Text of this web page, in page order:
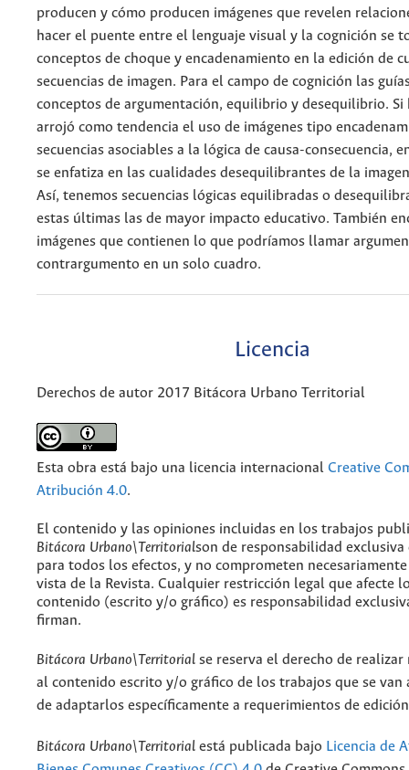
producen y cómo producen imágenes que revelen
hacer el puente entre el lenguaje visual y la cognición se
conceptos de choque y encadenamiento en la edición de
secuencias de imagen. Para el campo de cognición las
conceptos de argumentación, equilibrio y desequilibrio. Si
arrojó como tendencia el uso de imágenes tipo
secuencias asociables a la lógica de causa-consecuencia,
se enfatiza en las cualidades desequilibrantes de la
Así, tenemos secuencias lógicas equilibradas o
estas últimas las de mayor impacto educativo. También
imágenes que contienen lo que podríamos llamar
contrargumento en un solo cuadro.
Licencia
Derechos de autor 2017 Bitácora Urbano Territorial
Esta obra está bajo una licencia internacional Creative
Atribución 4.0.
El contenido y las opiniones incluidas en los trabajos
Bitácora Urbano\Territorialson de responsabilidad exclusiva
para todos los efectos, y no comprometen
vista de la Revista. Cualquier restricción legal que afecte
contenido (escrito y/o gráfico) es responsabilidad
firman.
Bitácora Urbano\Territorial se reserva el derecho de realizar
al contenido escrito y/o gráfico de los trabajos que se van
de adaptarlos específicamente a requerimientos de
Bitácora Urbano\Territorial está publicada bajo Licencia de